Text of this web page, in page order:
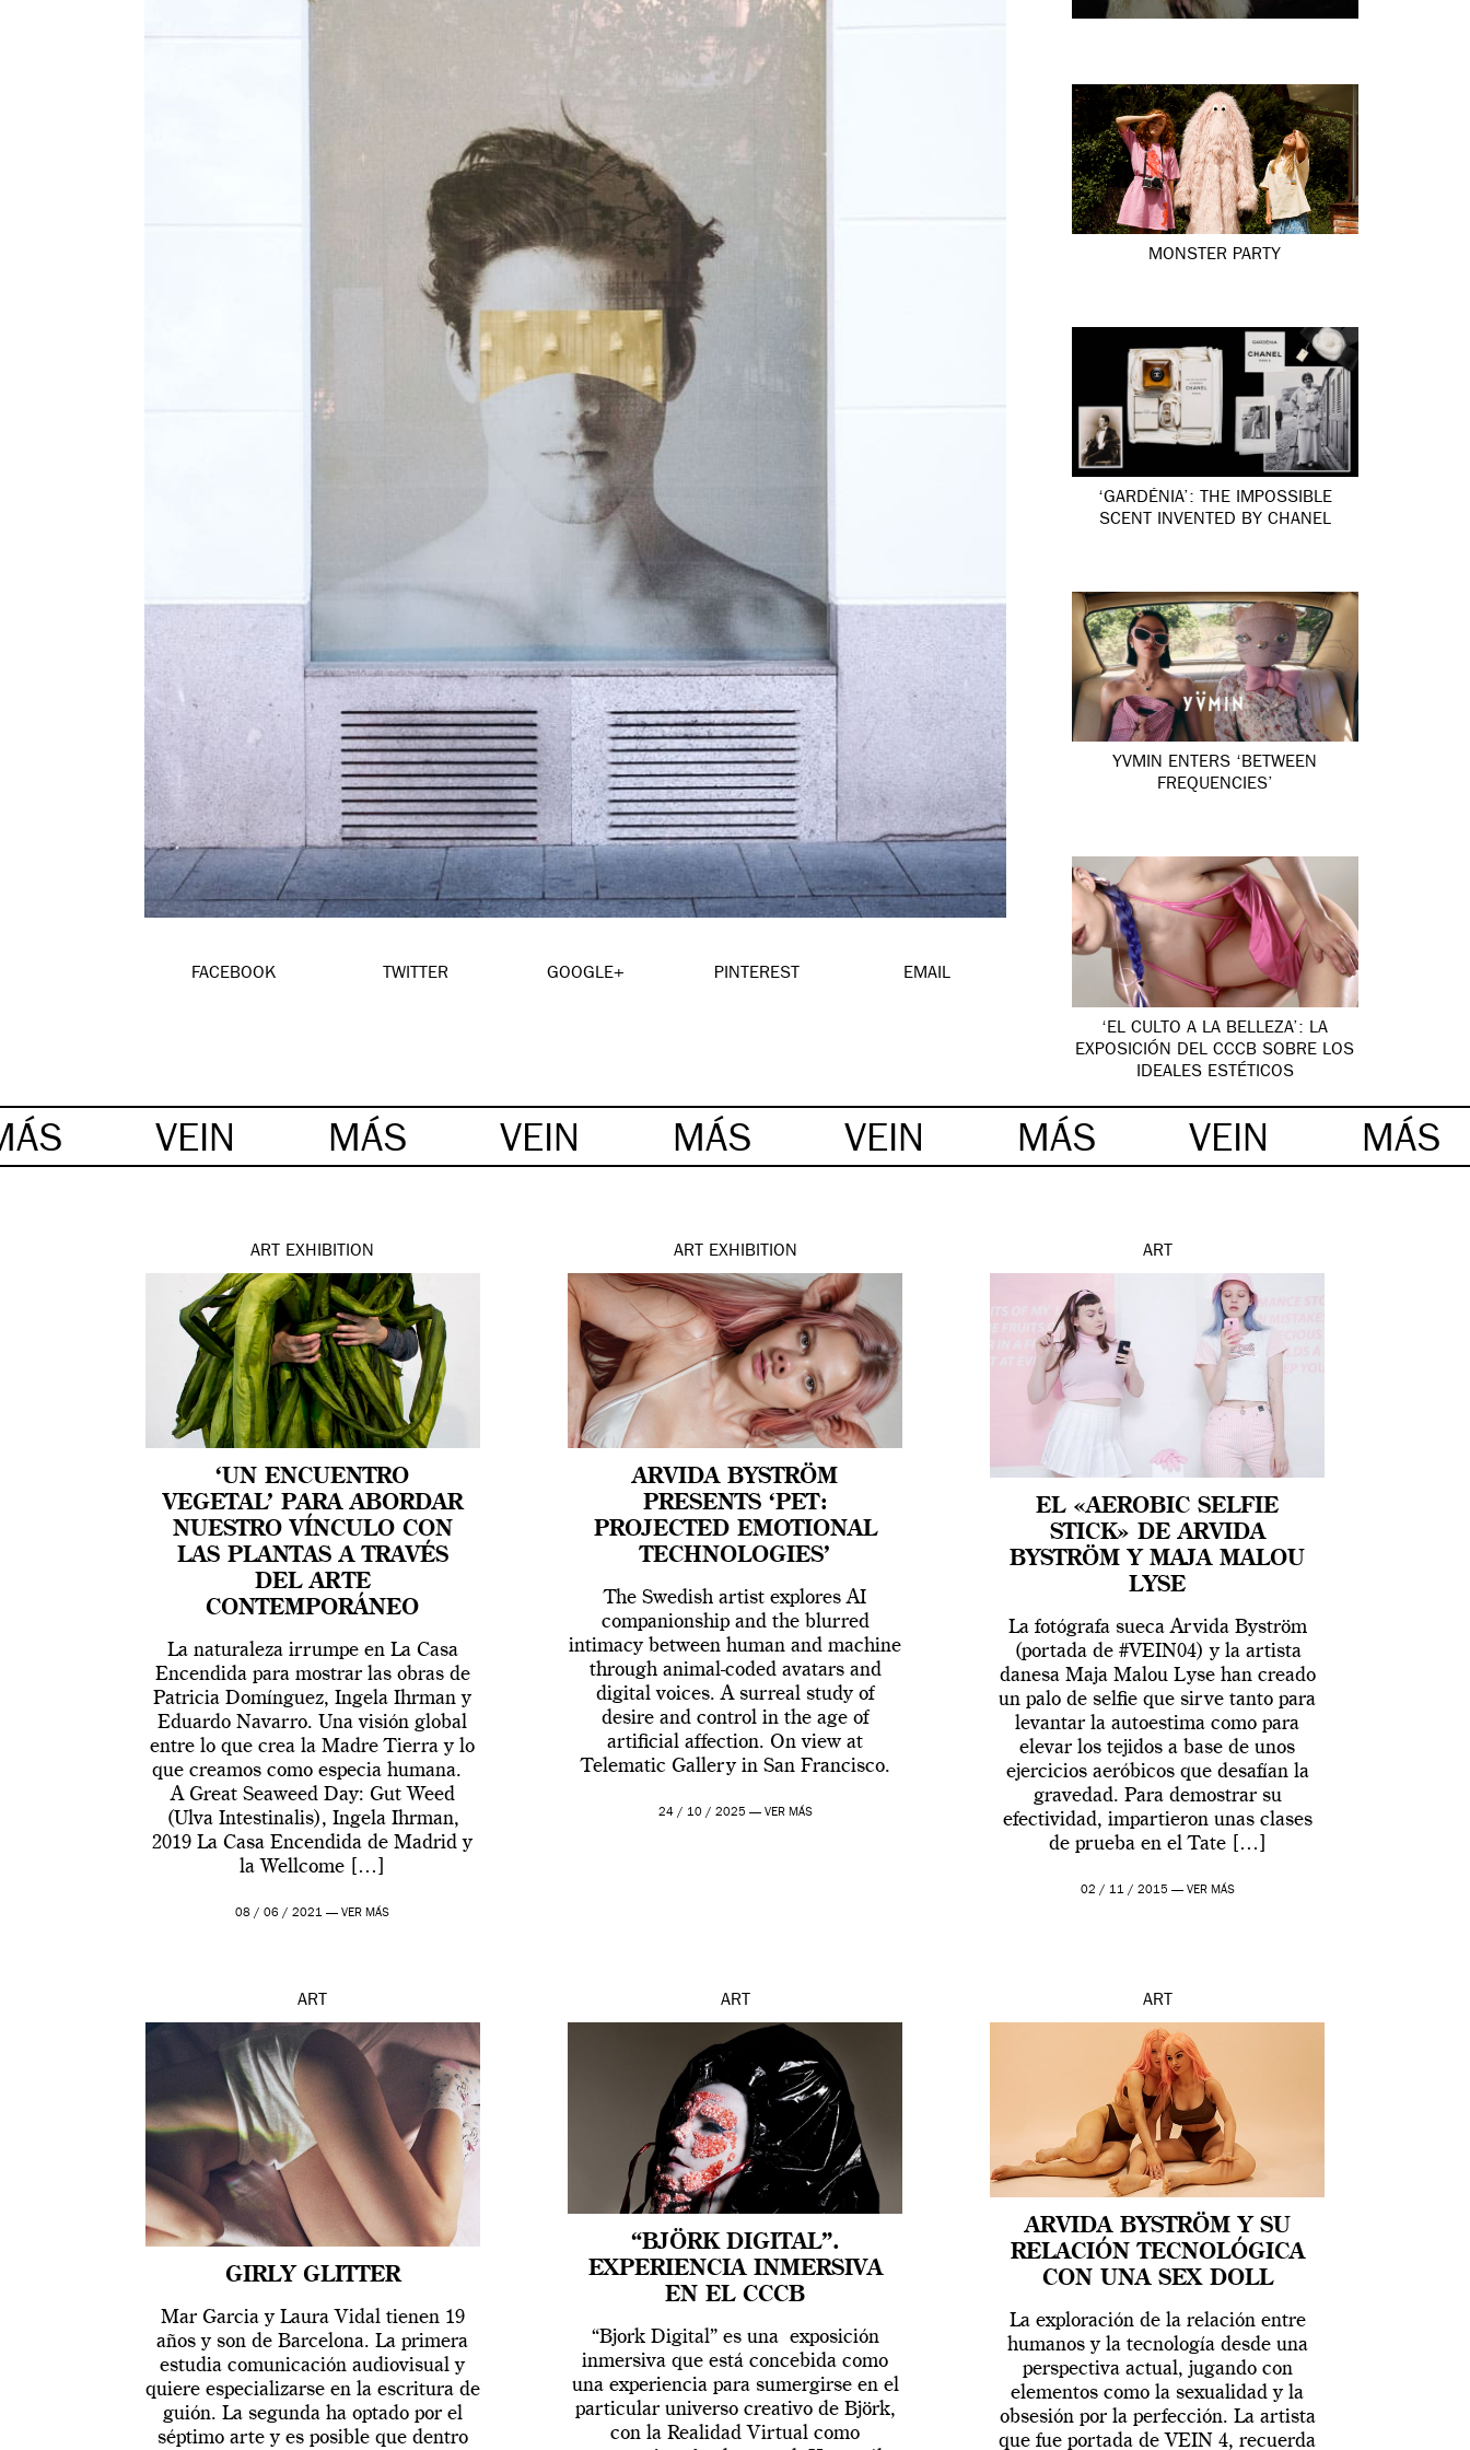
FACEBOOK TWITTER GOOGLE+ PINTEREST EMAIL
MONSTER PARTY
‘GARDÉNIA’: THE IMPOSSIBLE
SCENT INVENTED BY CHANEL
YVMIN ENTERS ‘BETWEEN
FREQUENCIES’
‘EL CULTO A LA BELLEZA’: LA
EXPOSICIÓN DEL CCCB SOBRE LOS
IDEALES ESTÉTICOS
VEIN MÁS VEIN MÁS VEIN MÁS VEIN MÁS
ART EXHIBITION
‘UN ENCUENTRO
VEGETAL’ PARA ABORDAR
NUESTRO VÍNCULO CON
LAS PLANTAS A TRAVÉS
DEL ARTE
CONTEMPORÁNEO
La naturaleza irrumpe en La Casa
Encendida para mostrar las obras de
Patricia Domínguez, Ingela Ihrman y
Eduardo Navarro. Una visión global
entre lo que crea la Madre Tierra y lo
que creamos como especia humana.
A Great Seaweed Day: Gut Weed
(Ulva Intestinalis), Ingela Ihrman,
2019 La Casa Encendida de Madrid y
la Wellcome […]
08 / 06 / 2021 —VER MÁS
ART EXHIBITION
ARVIDA BYSTRÖM
PRESENTS ‘PET:
PROJECTED EMOTIONAL
TECHNOLOGIES’
The Swedish artist explores AI
companionship and the blurred
intimacy between human and machine
through animal-coded avatars and
digital voices. A surreal study of
desire and control in the age of
artificial affection. On view at
Telematic Gallery in San Francisco.
24 / 10 / 2025 — VER MÁS
ART
EL «AEROBIC SELFIE
STICK» DE ARVIDA
BYSTRÖM Y MAJA MALOU
LYSE
La fotógrafa sueca Arvida Byström
(portada de #VEIN04) y la artista
danesa Maja Malou Lyse han creado
un palo de selfie que sirve tanto para
levantar la autoestima como para
elevar los tejidos a base de unos
ejercicios aeróbicos que desafían la
gravedad. Para demostrar su
efectividad, impartieron unas clases
de prueba en el Tate […]
02 / 11 / 2015 — VER MÁS
ART
GIRLY GLITTER
Mar Garcia y Laura Vidal tienen 19
años y son de Barcelona. La primera
estudia comunicación audiovisual y
quiere especializarse en la escritura de
guión. La segunda ha optado por el
séptimo arte y es posible que dentro
ART
“BJÖRK DIGITAL”.
EXPERIENCIA INMERSIVA
EN EL CCCB
“Bjork Digital” es una exposición
inmersiva que está concebida como
una experiencia para sumergirse en el
particular universo creativo de Björk,
con la Realidad Virtual como
ART
ARVIDA BYSTRÖM Y SU
RELACIÓN TECNOLÓGICA
CON UNA SEX DOLL
La exploración de la relación entre
humanos y la tecnología desde una
perspectiva actual, jugando con
elementos como la sexualidad y la
obsesión por la perfección. La artista
que fue portada de VEIN 4, recuerda